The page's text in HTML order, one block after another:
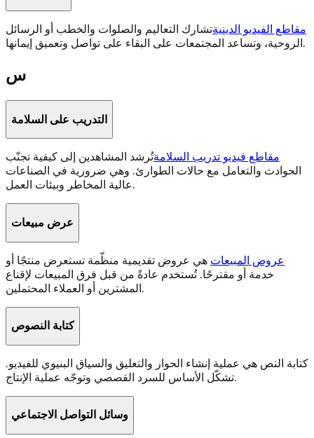
مقاطع الفيديو الدينيةتشارك التعاليم والصلوات والخطب أو الرسائل
الروحية، وتساعد المجتمعات على البقاء على تواصل وتعميق إيمانها.
س
التدريب على السلامة
مقاطع فيديو تدريب السلامةتُرشد المشاهدين إلى كيفية تجنّب
الحوادث والتعامل مع حالات الطوارئ. وهي ضرورية في الصناعات
عالية المخاطر وبيئات العمل.
عرض مبيعات
عروض المبيعات هي عروض تقديمية منظّمة تستعرض منتجًا أو
خدمة أو مقترحًا. تُستخدم عادةً من قبل فرق المبيعات لإقناع
المشترين أو العملاء المحتملين.
كتابة النصوص
كتابة النص هي عملية إنشاء الحوار والتعليق والسياق البنيوي للفيديو.
تشكّل الأساس للسرد القصصي وتوجّه عملية الإنتاج.
وسائل التواصل الاجتماعي